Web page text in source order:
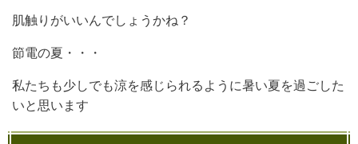
肌触りがいいんでしょうかね？
節電の夏・・・
私たちも少しでも涼を感じられるように暑い夏を過ごした
いと思います